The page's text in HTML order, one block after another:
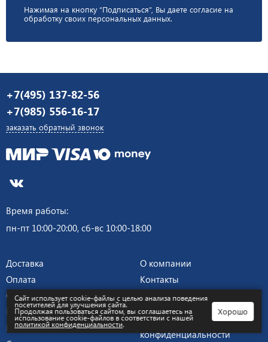
Нажимая на кнопку “Подписаться”, Вы даете согласие на
обработку своих персональных данных.
+7(495) 137-82-56
+7(985) 556-16-17
заказать обратный звонок
Время работы:
пн-пт 10:00-20:00, сб-вс 10:00-18:00
Доставка
Оплата
Отзывы
Блог
Каталог
О компании
Контакты
Пользовательское
Политика
конфиденциальности
Сайт использует cookie-файлы с целью анализа поведения
посетителей для улучшения сайта.
Продолжая пользоваться сайтом, вы соглашаетесь на
использование cookie-файлов в соответствии с нашей
политикой конфиденциальности.
Хорошо